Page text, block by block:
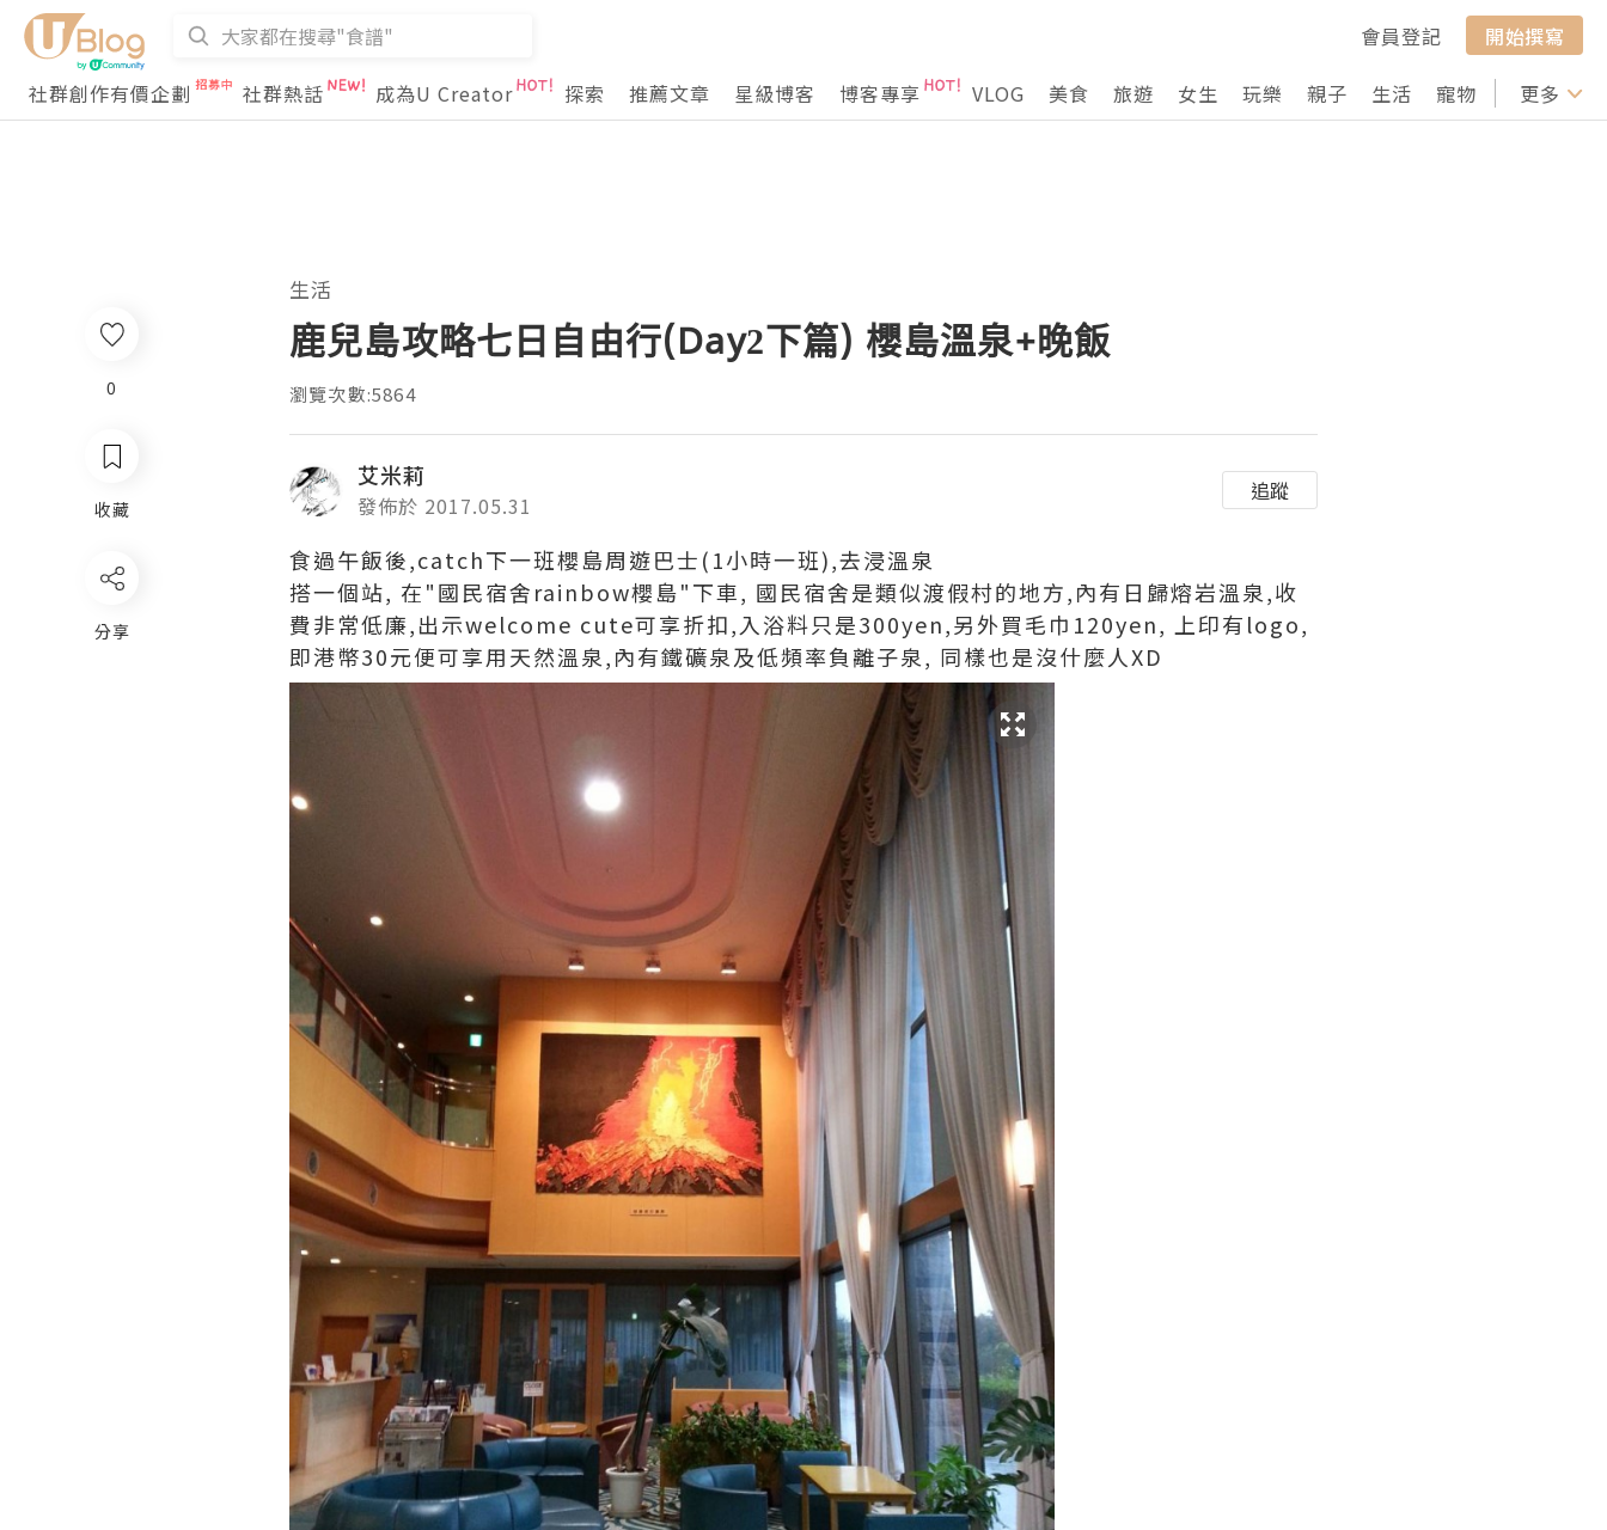
會員登記
開始撰寫
社群創作有價企劃
社群熱話 成為U Creator 探索 推薦文章 星級博客 博客專享 VLOG 美食 旅遊 女生 玩樂 親子 生活 寵物 行山 打卡
更多
0
收藏
分享
生活
鹿兒島攻略七日自由行(Day2下篇) 櫻島溫泉+晚飯
瀏覽次數:5864
艾米莉
發佈於 2017.05.31
追蹤
食過午飯後,catch下一班櫻島周遊巴士(1小時一班),去浸溫泉
搭一個站, 在"國民宿舍rainbow櫻島"下車, 國民宿舍是類似渡假村的地方,內有日歸熔岩溫泉,收
費非常低廉,出示welcome cute可享折扣,入浴料只是300yen,另外買毛巾120yen, 上印有logo,
即港幣30元便可享用天然溫泉,內有鐵礦泉及低頻率負離子泉, 同樣也是沒什麼人XD